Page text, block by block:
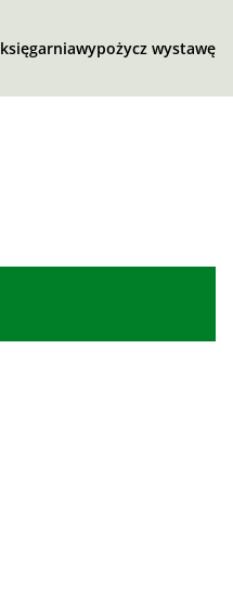
księgarniawypożycz wystawę